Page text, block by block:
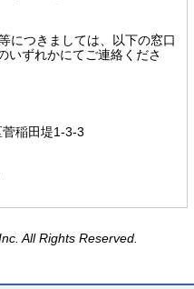
につきましては、以下の窓口
いずれかにてご連絡くださ
稲田堤1-3-3
All Rights Reserved.